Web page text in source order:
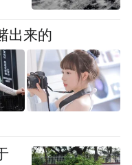
出来的